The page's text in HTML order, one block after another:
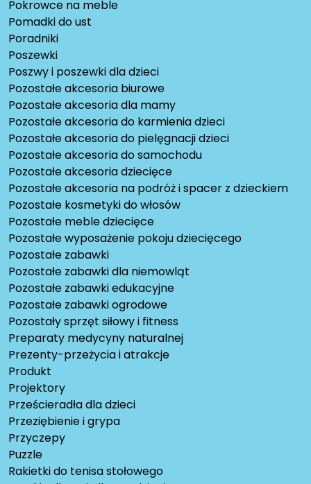
Pokrowce na meble
Pomadki do ust
Poradniki
Poszewki
Poszwy i poszewki dla dzieci
Pozostałe akcesoria biurowe
Pozostałe akcesoria dla mamy
Pozostałe akcesoria do karmienia dzieci
Pozostałe akcesoria do pielęgnacji dzieci
Pozostałe akcesoria do samochodu
Pozostałe akcesoria dziecięce
Pozostałe akcesoria na podróż i spacer z dzieckiem
Pozostałe kosmetyki do włosów
Pozostałe meble dziecięce
Pozostałe wyposażenie pokoju dziecięcego
Pozostałe zabawki
Pozostałe zabawki dla niemowląt
Pozostałe zabawki edukacyjne
Pozostałe zabawki ogrodowe
Pozostały sprzęt siłowy i fitness
Preparaty medycyny naturalnej
Prezenty-przeżycia i atrakcje
Produkt
Projektory
Prześcieradła dla dzieci
Przeziębienie i grypa
Przyczepy
Puzzle
Rakietki do tenisa stołowego